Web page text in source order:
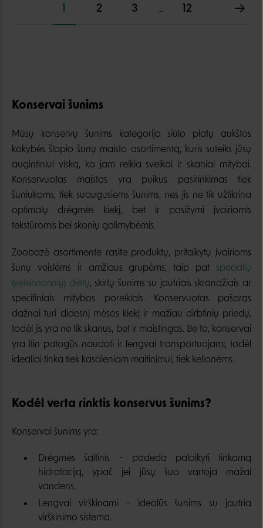
1 2 3 … 12
Konservai šunims
Mūsų konservų šunims kategorija siūlo platų aukštos
kokybės šlapio šunų maisto asortimentą, kuris suteiks jūsų
augintiniui viską, ko jam reikia sveikai ir skaniai mitybai.
Konservuotas maistas yra puikus pasirinkimas tiek
šuniukams, tiek suaugusiems šunims, nes jis ne tik užtikrina
optimalų drėgmės kiekį, bet ir pasižymi įvairiomis
tekstūromis bei skonių galimybėmis.
Zoobazė asortimente rasite produktų, pritaikytų įvairioms
šunų veislėms ir amžiaus grupėms, taip pat specialių
(veterinarinių) dietų, skirtų šunims su jautriais skrandžiais ar
specifiniais mitybos poreikiais. Konservuotas pašaras
dažnai turi didesnį mėsos kiekį ir mažiau dirbtinių priedų,
todėl jis yra ne tik skanus, bet ir maistingas. Be to, konservai
yra itin patogūs naudoti ir lengvai transportuojami, todėl
idealiai tinka tiek kasdieniam maitinimui, tiek kelionėms.
Kodėl verta rinktis konservus šunims?
Konservai šunims yra:
Drėgmės šaltinis – padeda palaikyti tinkamą
hidrataciją, ypač jei jūsų šuo vartoja mažai
vandens.
Lengvai virškinami – idealūs šunims su jautria
virškinimo sistema.